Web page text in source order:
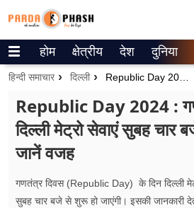
Trending on Google News
वेब स्टोरीज
उत्तर प्रदेश
गैलरी
होम क्षेत्रीय देश दुनिया
हिन्दी समाचार दिल्ली
Republic Day 2024 :
दिल्ली मेट्रो सेवाएं सुबह चार
जानें वजह
गणतंत्र दिवस (Republic Day) के दिन दिल्ली
सुबह चार बजे से शुरू हो जाएंगी। इसकी जानकारी